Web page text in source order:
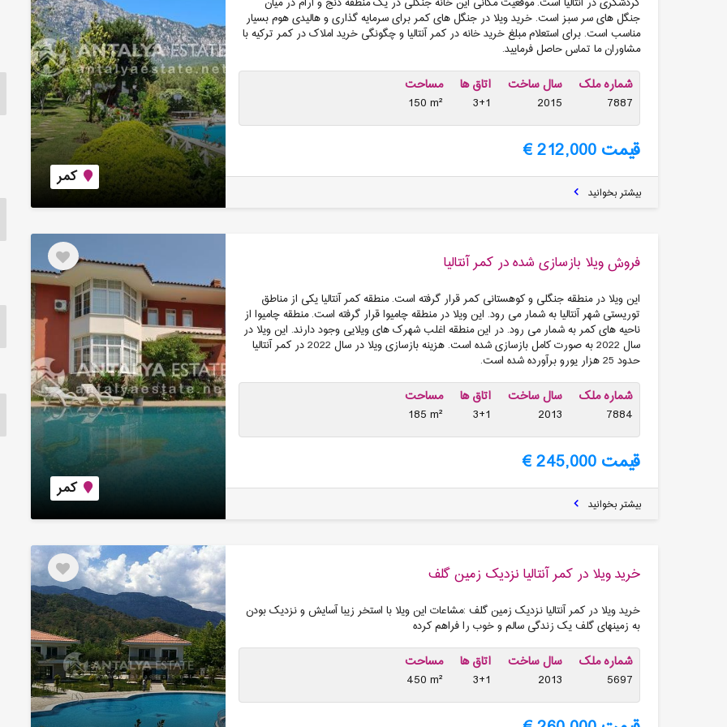
کمر
جنگل های سر سبز است. خرید ویلا در جنگل های کمر برای سرمایه گذاری و هالیدی هوم بسیار
مناسب است. برای استعلام مبلغ خرید خانه در کمر آنتالیا و چگونگی خرید املاک در کمر ترکیه با
مشاوران ما تماس حاصل فرمایید.
شماره ملک
7887
سال ساخت
2015
اتاق ها
3+1
مساحت
150 m²
قیمت 212,000 €
بیشتر بخوانید
فروش ویلا بازسازی شده در کمر آنتالیا
کمر
این ویلا در منطقه جنگلی و کوهستانی کمر قرار گرفته است. منطقه کمر آنتالیا یکی از مناطق
توریستی شهر آنتالیا به شمار می رود. این ویلا در منطقه چامیوا قرار گرفته است. منطقه چامیوا از
ناحیه های کمر به شمار می رود. در این منطقه اغلب شهرک های ویلایی وجود دارند. این ویلا در
سال 2022 به صورت کامل بازسازی شده است. هزینه بازسازی ویلا در سال 2022 در کمر آنتالیا
حدود 25 هزار یورو برآورده شده است.
شماره ملک
7884
سال ساخت
2013
اتاق ها
3+1
مساحت
185 m²
قیمت 245,000 €
بیشتر بخوانید
خرید ویلا در كمر آنتالیا نزدیک زمین گلف
خريد ويلا در كمر آنتاليا نزديک زمين گلف :مشاعات این ویلا با استخر زیبا آسایش و نزدیک بودن
به زمینهای گلف یک زندگی سالم و خوب را فراهم کرده
شماره ملک
5697
سال ساخت
2013
اتاق ها
3+1
مساحت
450 m²